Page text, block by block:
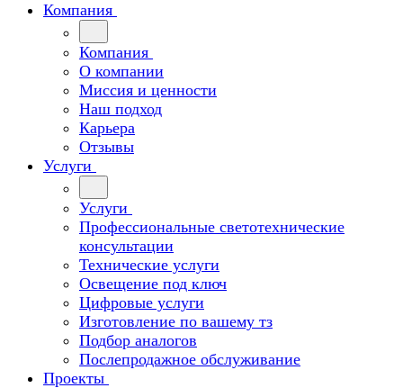
Компания
Компания
О компании
Миссия и ценности
Наш подход
Карьера
Отзывы
Услуги
Услуги
Профессиональные светотехнические
консультации
Технические услуги
Освещение под ключ
Цифровые услуги
Изготовление по вашему тз
Подбор аналогов
Послепродажное обслуживание
Проекты